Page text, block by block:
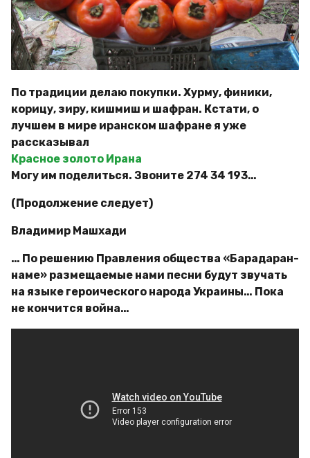
По традиции делаю покупки. Хурму, финики,
корицу, зиру, кишмиш и шафран. Кстати, о
лучшем в мире иранском шафране я уже
рассказывал
Красное золото Ирана
Могу им поделиться. Звоните 274 34 193…
(Продолжение следует)
Владимир Машхади
… По решению Правления общества «Барадаран-
наме» размещаемые нами песни будут звучать
на языке героического народа Украины… Пока
не кончится война…